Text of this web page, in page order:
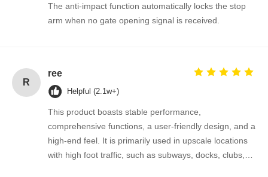
The anti-impact function automatically locks the stop
arm when no gate opening signal is received.
R
ree
Helpful (2.1w+)
This product boasts stable performance,
comprehensive functions, a user-friendly design, and a
high-end feel. It is primarily used in upscale locations
with high foot traffic, such as subways, docks, clubs,